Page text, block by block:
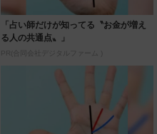
「占い師だけが知ってる〝お金が増え
る人の共通点〟」
PR(合同会社デジタルファーム )